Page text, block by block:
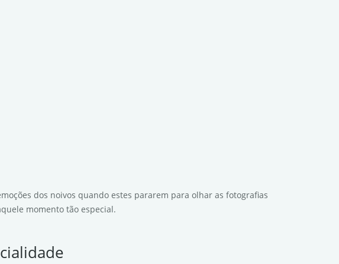
dos noivos quando estes pararem para olhar as fotografias
momento tão especial.